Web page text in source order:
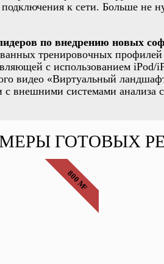
к сети. Больше не
по внедрению новых
тренировочных
с использованием
видео «Виртуальный
внешними системами
ГОТОВЫХ
800 М²